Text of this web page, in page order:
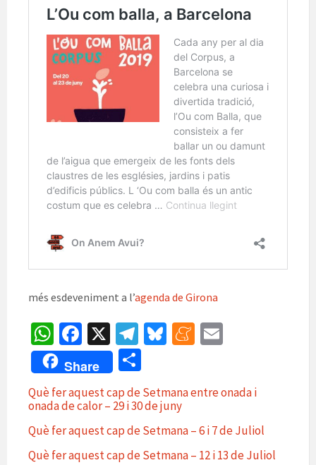
més esdeveniment a l’agenda de Girona
W
h
at
sA
p
p
Fa
ce
b
o
o
k
X
Te
le
gr
a
m
Bl
ky
M
ea
m
e
l
Share
o
m
p
ar
Què fer aquest cap de Setmana entre onada i
onada de calor – 29 i 30 de juny
Què fer aquest cap de Setmana – 6 i 7 de Juliol
Què fer aquest cap de Setmana – 12 i 13 de Juliol